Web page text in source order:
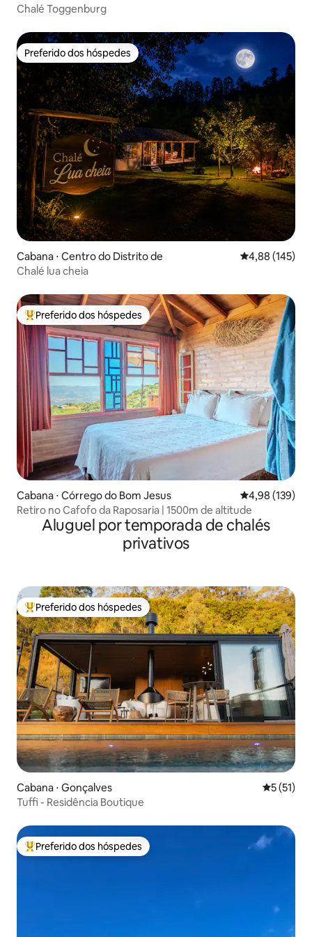
Chalé Toggenburg
Preferido dos hóspedes
Preferido dos hóspedes
Cabana ⋅ Centro do Distrito de 4,88 de uma
4,88 (145)
Chalé lua cheia
Entre os melhores preferidos dos hóspedes
Preferido dos hóspedes
Cabana ⋅ Córrego do Bom Jesus 4,98 de uma
4,98 (139)
Retiro no Cafofo da Raposaria | 1500m de altitude
Aluguel por temporada de chalés
privativos
Entre os melhores preferidos dos hóspedes
Preferido dos hóspedes
Cabana ⋅ Gonçalves 5 de uma
5 (51)
Tuffi - Residência Boutique
Entre os melhores preferidos dos hóspedes
Preferido dos hóspedes